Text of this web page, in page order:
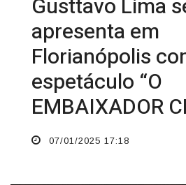
O TEMPO JORNAL DE FATO
Gusttavo Lima
apresenta em
Florianópolis
espetáculo “O